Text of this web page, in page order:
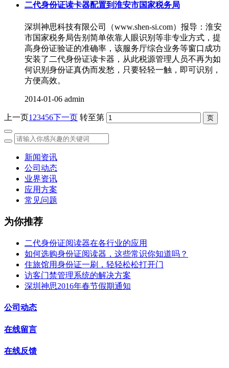
二代身份证读卡器配置到淮安市国家税务局
深圳神思科技有限公司（www.shen-si.com）报导：淮安
市国家税务局告别简单依靠人眼识别等非专业方式，提
高身份证验证的准确率，该服务厅综合业务等窗口成功
安装了二代身份证读卡器，从此税源管理人员不再为如
何识别身份证真伪而发愁，只要轻轻一触，即可识别，
方便高效。
2014-01-06 admin
上一页1 23456下一页 转至第
新闻资讯
公司动态
业界资讯
应用方案
常见问题
为你推荐
二代身份证阅读器在各行业的应用
如何选购身份证阅读器，这些常识你知道吗？
住旅馆用身份证一刷，轻轻松松打开门
访客门禁管理系统的解决方案
深圳神思2016年春节假期通知
公司动态
在线留言
在线反馈